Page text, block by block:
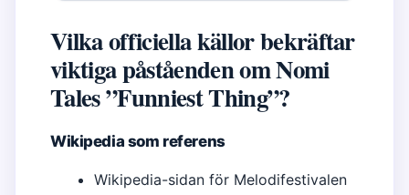
Vilka officiella källor bekräftar
viktiga påståenden om Nomi
Tales ”Funniest Thing”?
Wikipedia som referens
Wikipedia-sidan för Melodifestivalen